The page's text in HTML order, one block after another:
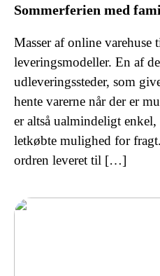
Sommerferien med
Masser af online
leveringsmodeller. En af
udleveringssteder, som
hente varerne når der er
er altså ualmindeligt
letkøbte mulighed for
ordren leveret til […]